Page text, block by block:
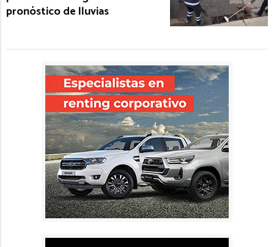
pronóstico de lluvias